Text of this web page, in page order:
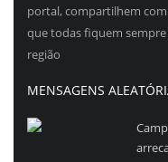
portal, compartilhem
que todas fiquem
região
MENSAGENS